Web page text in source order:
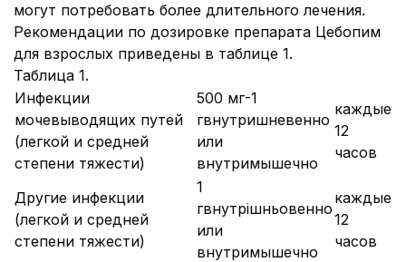
могут потребовать более длительного лечения.
Рекомендации по дозировке препарата Цебопим
для взрослых приведены в таблице 1.
Таблица 1.
Инфекции
мочевыводящих путей
(легкой и средней
степени тяжести)
500 мг-1
гвнутришневенно
или
внутримышечно
каждые
12
часов
Другие инфекции
(легкой и средней
степени тяжести)
1
гвнутрішньовенно
или
внутримышечно
каждые
12
часов